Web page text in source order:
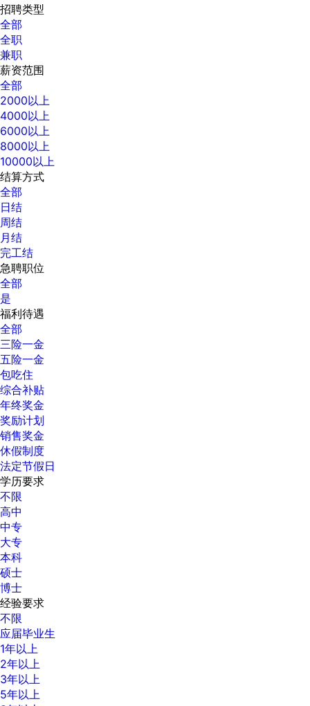
招聘类型
全部
全职
兼职
薪资范围
全部
2000以上
4000以上
6000以上
8000以上
10000以上
结算方式
全部
日结
周结
月结
完工结
急聘职位
全部
是
福利待遇
全部
三险一金
五险一金
包吃住
综合补贴
年终奖金
奖励计划
销售奖金
休假制度
法定节假日
学历要求
不限
高中
中专
大专
本科
硕士
博士
经验要求
不限
应届毕业生
1年以上
2年以上
3年以上
5年以上